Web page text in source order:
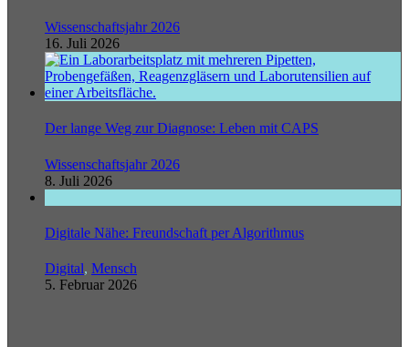
Wissenschaftsjahr 2026
16. Juli 2026
Der lange Weg zur Diagnose: Leben mit CAPS
Wissenschaftsjahr 2026
8. Juli 2026
Digitale Nähe: Freundschaft per Algorithmus
Digital, Mensch
5. Februar 2026